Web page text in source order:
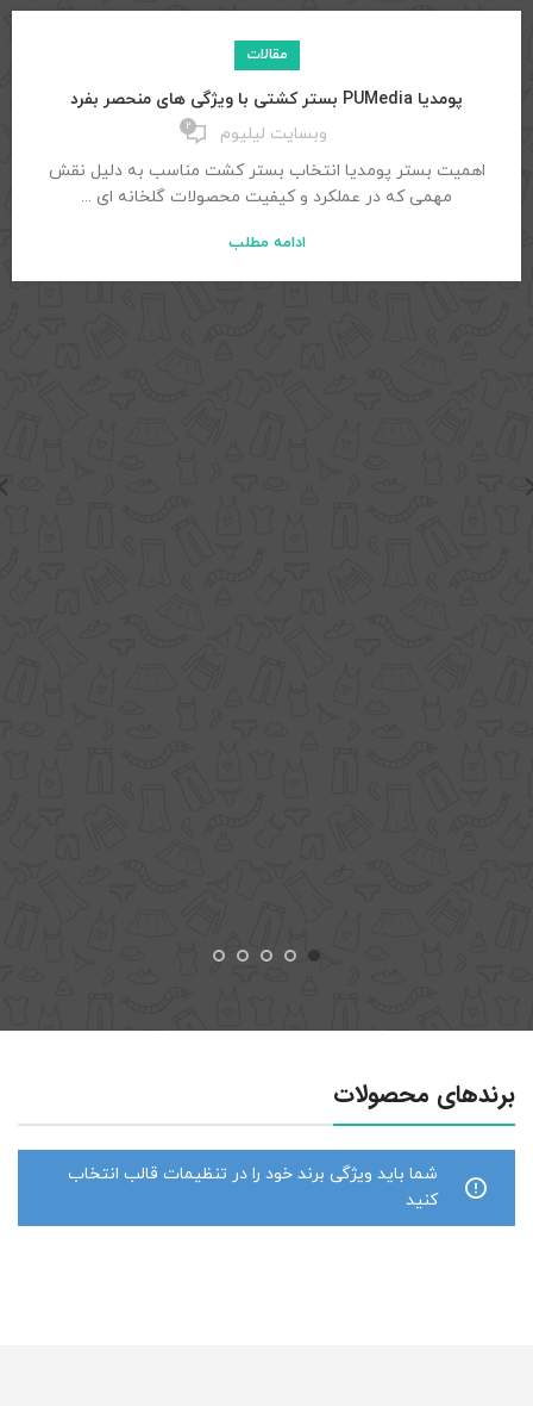
مقالات
پومدیا PUMedia بستر کشتی با ویژگی های منحصر بفرد
وبسایت لیلیوم ۲
اهمیت بستر پومدیا انتخاب بستر کشت مناسب به دلیل نقش
مهمی که در عملکرد و کیفیت محصولات گلخانه ای ...
ادامه مطلب
برندهای محصولات
شما باید ویژگی برند خود را در تنظیمات قالب انتخاب
کنید